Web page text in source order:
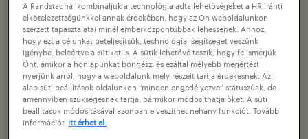
sap fejlesztő
kapcsolat
ildiko.mezo
e-mail elérhetőség
meszaros@randstad.hu
A Randstadnál kombináljuk a technológia adta lehetőségeket a HR iránti
elkötelezettségünkkel annak érdekében, hogy az Ön weboldalunkon
szerzett tapasztalatai minél emberközpontúbbak lehessenek. Ahhoz,
hogy ezt a célunkat beteljesítsük, technológiai segítséget veszünk
igénybe, beleértve a sütiket is. A sütik lehetővé teszik, hogy felismerjük
Önt, amikor a honlapunkat böngészi és ezáltal mélyebb megértést
nyerjünk arról, hogy a weboldalunk mely részeit tartja érdekesnek. Az
alap süti beállítások oldalunkon “minden engedélyezve” státuszúak, de
amennyiben szükségesnek tartja, bármikor módosíthatja őket. A süti
beállítások módosításával azonban elveszíthet néhány funkciót. További
információt itt érhet el.